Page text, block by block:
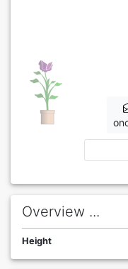
Overview ...
Height